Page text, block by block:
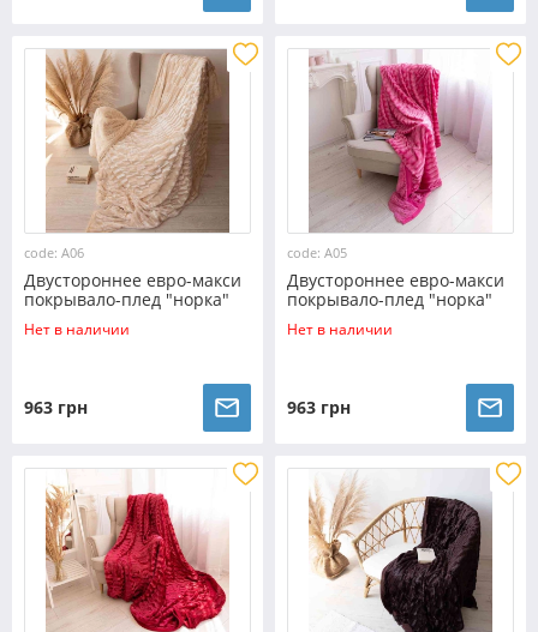
code: A06
Двустороннее евро-макси
покрывало-плед "норка"
(230*200) - светло-бежевое
Нет в наличии
963 грн
code: A05
Двустороннее евро-макси
покрывало-плед "норка"
(230*200) - розовое
Нет в наличии
963 грн